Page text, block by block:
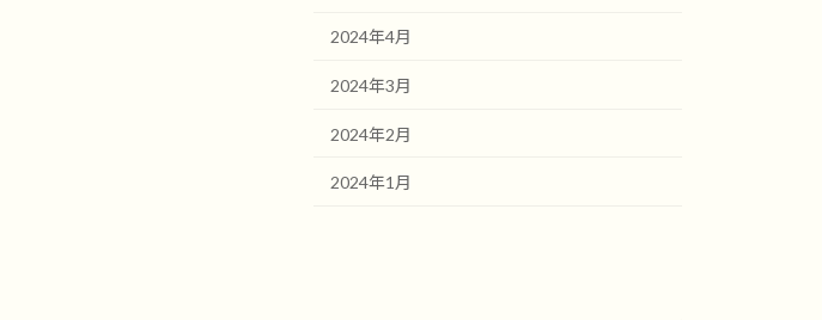
2024年4月
2024年3月
2024年2月
2024年1月